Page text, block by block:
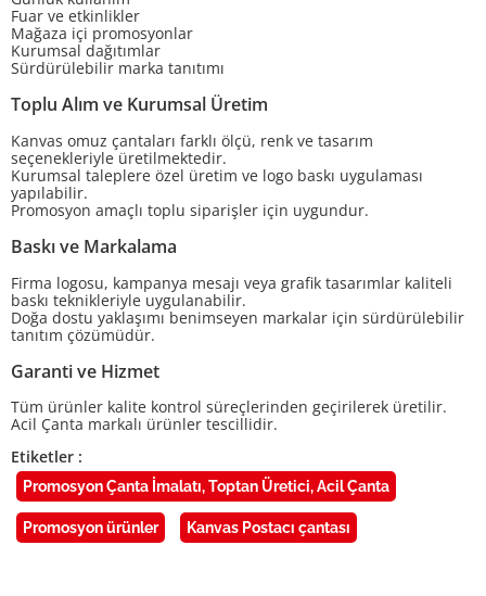
Fuar ve etkinlikler
Mağaza içi promosyonlar
Kurumsal dağıtımlar
Sürdürülebilir marka tanıtımı
Toplu Alım ve Kurumsal Üretim
Kanvas omuz çantaları farklı ölçü, renk ve tasarım
seçenekleriyle üretilmektedir.
Kurumsal taleplere özel üretim ve logo baskı uygulaması
yapılabilir.
Promosyon amaçlı toplu siparişler için uygundur.
Baskı ve Markalama
Firma logosu, kampanya mesajı veya grafik tasarımlar kaliteli
baskı teknikleriyle uygulanabilir.
Doğa dostu yaklaşımı benimseyen markalar için sürdürülebilir
tanıtım çözümüdür.
Garanti ve Hizmet
Tüm ürünler kalite kontrol süreçlerinden geçirilerek üretilir.
Acil Çanta markalı ürünler tescillidir.
Etiketler :
Promosyon Çanta İmalatı, Toptan Üretici, Acil Çanta
Promosyon ürünler Kanvas Postacı çantası